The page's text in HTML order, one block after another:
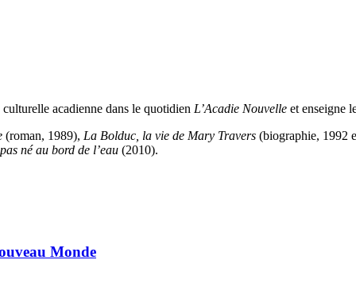
acadienne dans le quotidien L’Acadie Nouvelle et enseigne
(roman, 1989), La Bolduc, la vie de Mary Travers (biographie, 1992
né au bord de l’eau (2010).
Monde